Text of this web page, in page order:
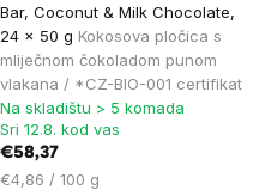
Bar, Coconut & Milk Chocolate,
24 x 50 g Kokosova pločica s
mliječnom čokoladom punom
vlakana / *CZ-BIO-001 certifikat
Na skladištu > 5 komada
Sri 12.8. kod vas
€58,37
Cijena
€4,86 / 100 g